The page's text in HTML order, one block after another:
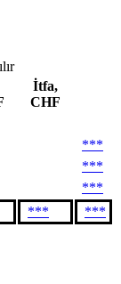
İtfa,
CHF
***
***
***
***
***